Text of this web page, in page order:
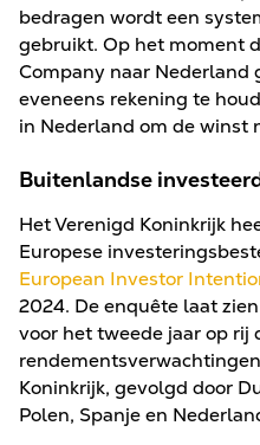
bedragen wordt een
gebruikt. Op het moment
Company naar Nederland
eveneens rekening te
in Nederland om de winst
Buitenlandse
Het Verenigd Koninkrijk
Europese
European Investor
2024. De enquête laat
voor het tweede jaar op rij
Koninkrijk, gevolgd door
Polen, Spanje en